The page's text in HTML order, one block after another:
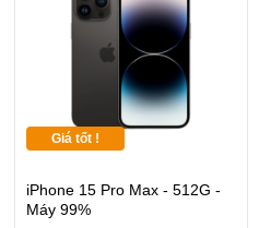
Giá tốt !
iPhone 15 Pro Max - 512G -
Máy 99%